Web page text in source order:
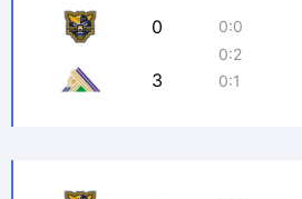
0
3
0:0
0:2
0:1